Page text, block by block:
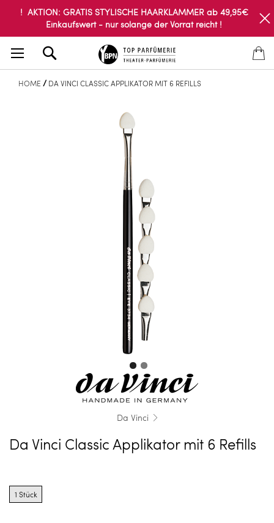
! AKTION: GRATIS STYLISCHE HAARKLAMMER ab 49,95€
Einkaufswert - nur solange der Vorrat reicht !
HOME DA VINCI CLASSIC APPLIKATOR MIT 6 REFILLS
Da Vinci
Da Vinci Classic Applikator mit 6 Refills
options
for
1 Stück